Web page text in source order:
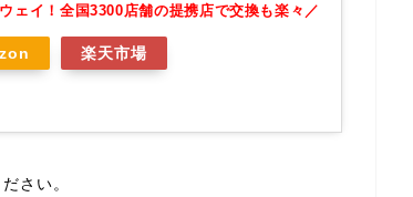
ェイ！全国3300店舗の提携店で交換も楽々／
楽天市場
さい。